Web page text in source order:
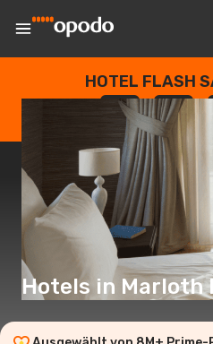
HOTEL FLASH
--
TAGE
: --
STUNDEN
:
Hotels in Marloth